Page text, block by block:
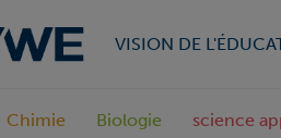
VISION DE
Chimie Biologie science